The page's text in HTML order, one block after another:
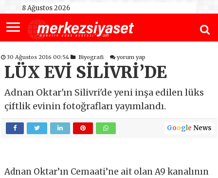
8 Ağustos 2026
30 Ağustos 2016 00:54 Biyografi yorum yap
LÜX EVİ SİLİVRİ’DE
Adnan Oktar'ın Silivri'de yeni inşa edilen lüks
çiftlik evinin fotoğrafları yayımlandı.
Google News
Adnan Oktar’ın Cemaati’ne ait olan A9 kanalının